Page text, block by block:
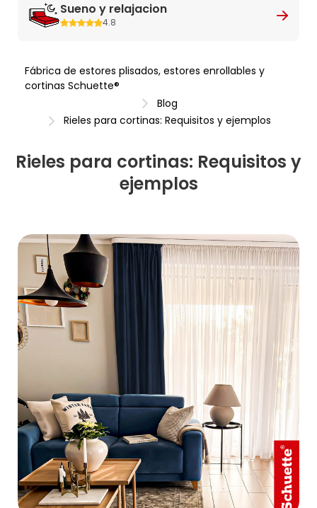
Sueno y relajacion
4.8
Fábrica de estores plisados, estores enrollables y
cortinas Schuette®
Blog
Rieles para cortinas: Requisitos y ejemplos
Rieles para cortinas: Requisitos y
ejemplos